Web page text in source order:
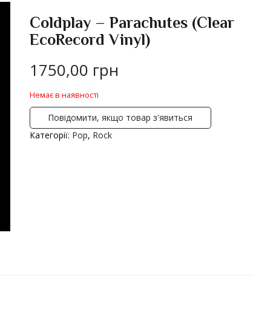
Coldplay – Parachutes (Clear
EcoRecord Vinyl)
1750,00 грн
Немає в наявності
Повідомити, якщо товар з'явиться
Категорії: Pop, Rock